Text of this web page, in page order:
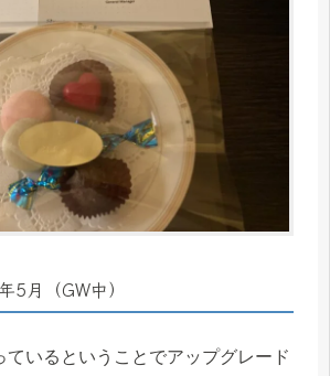
5月（GW中）
ているということでアップグレード